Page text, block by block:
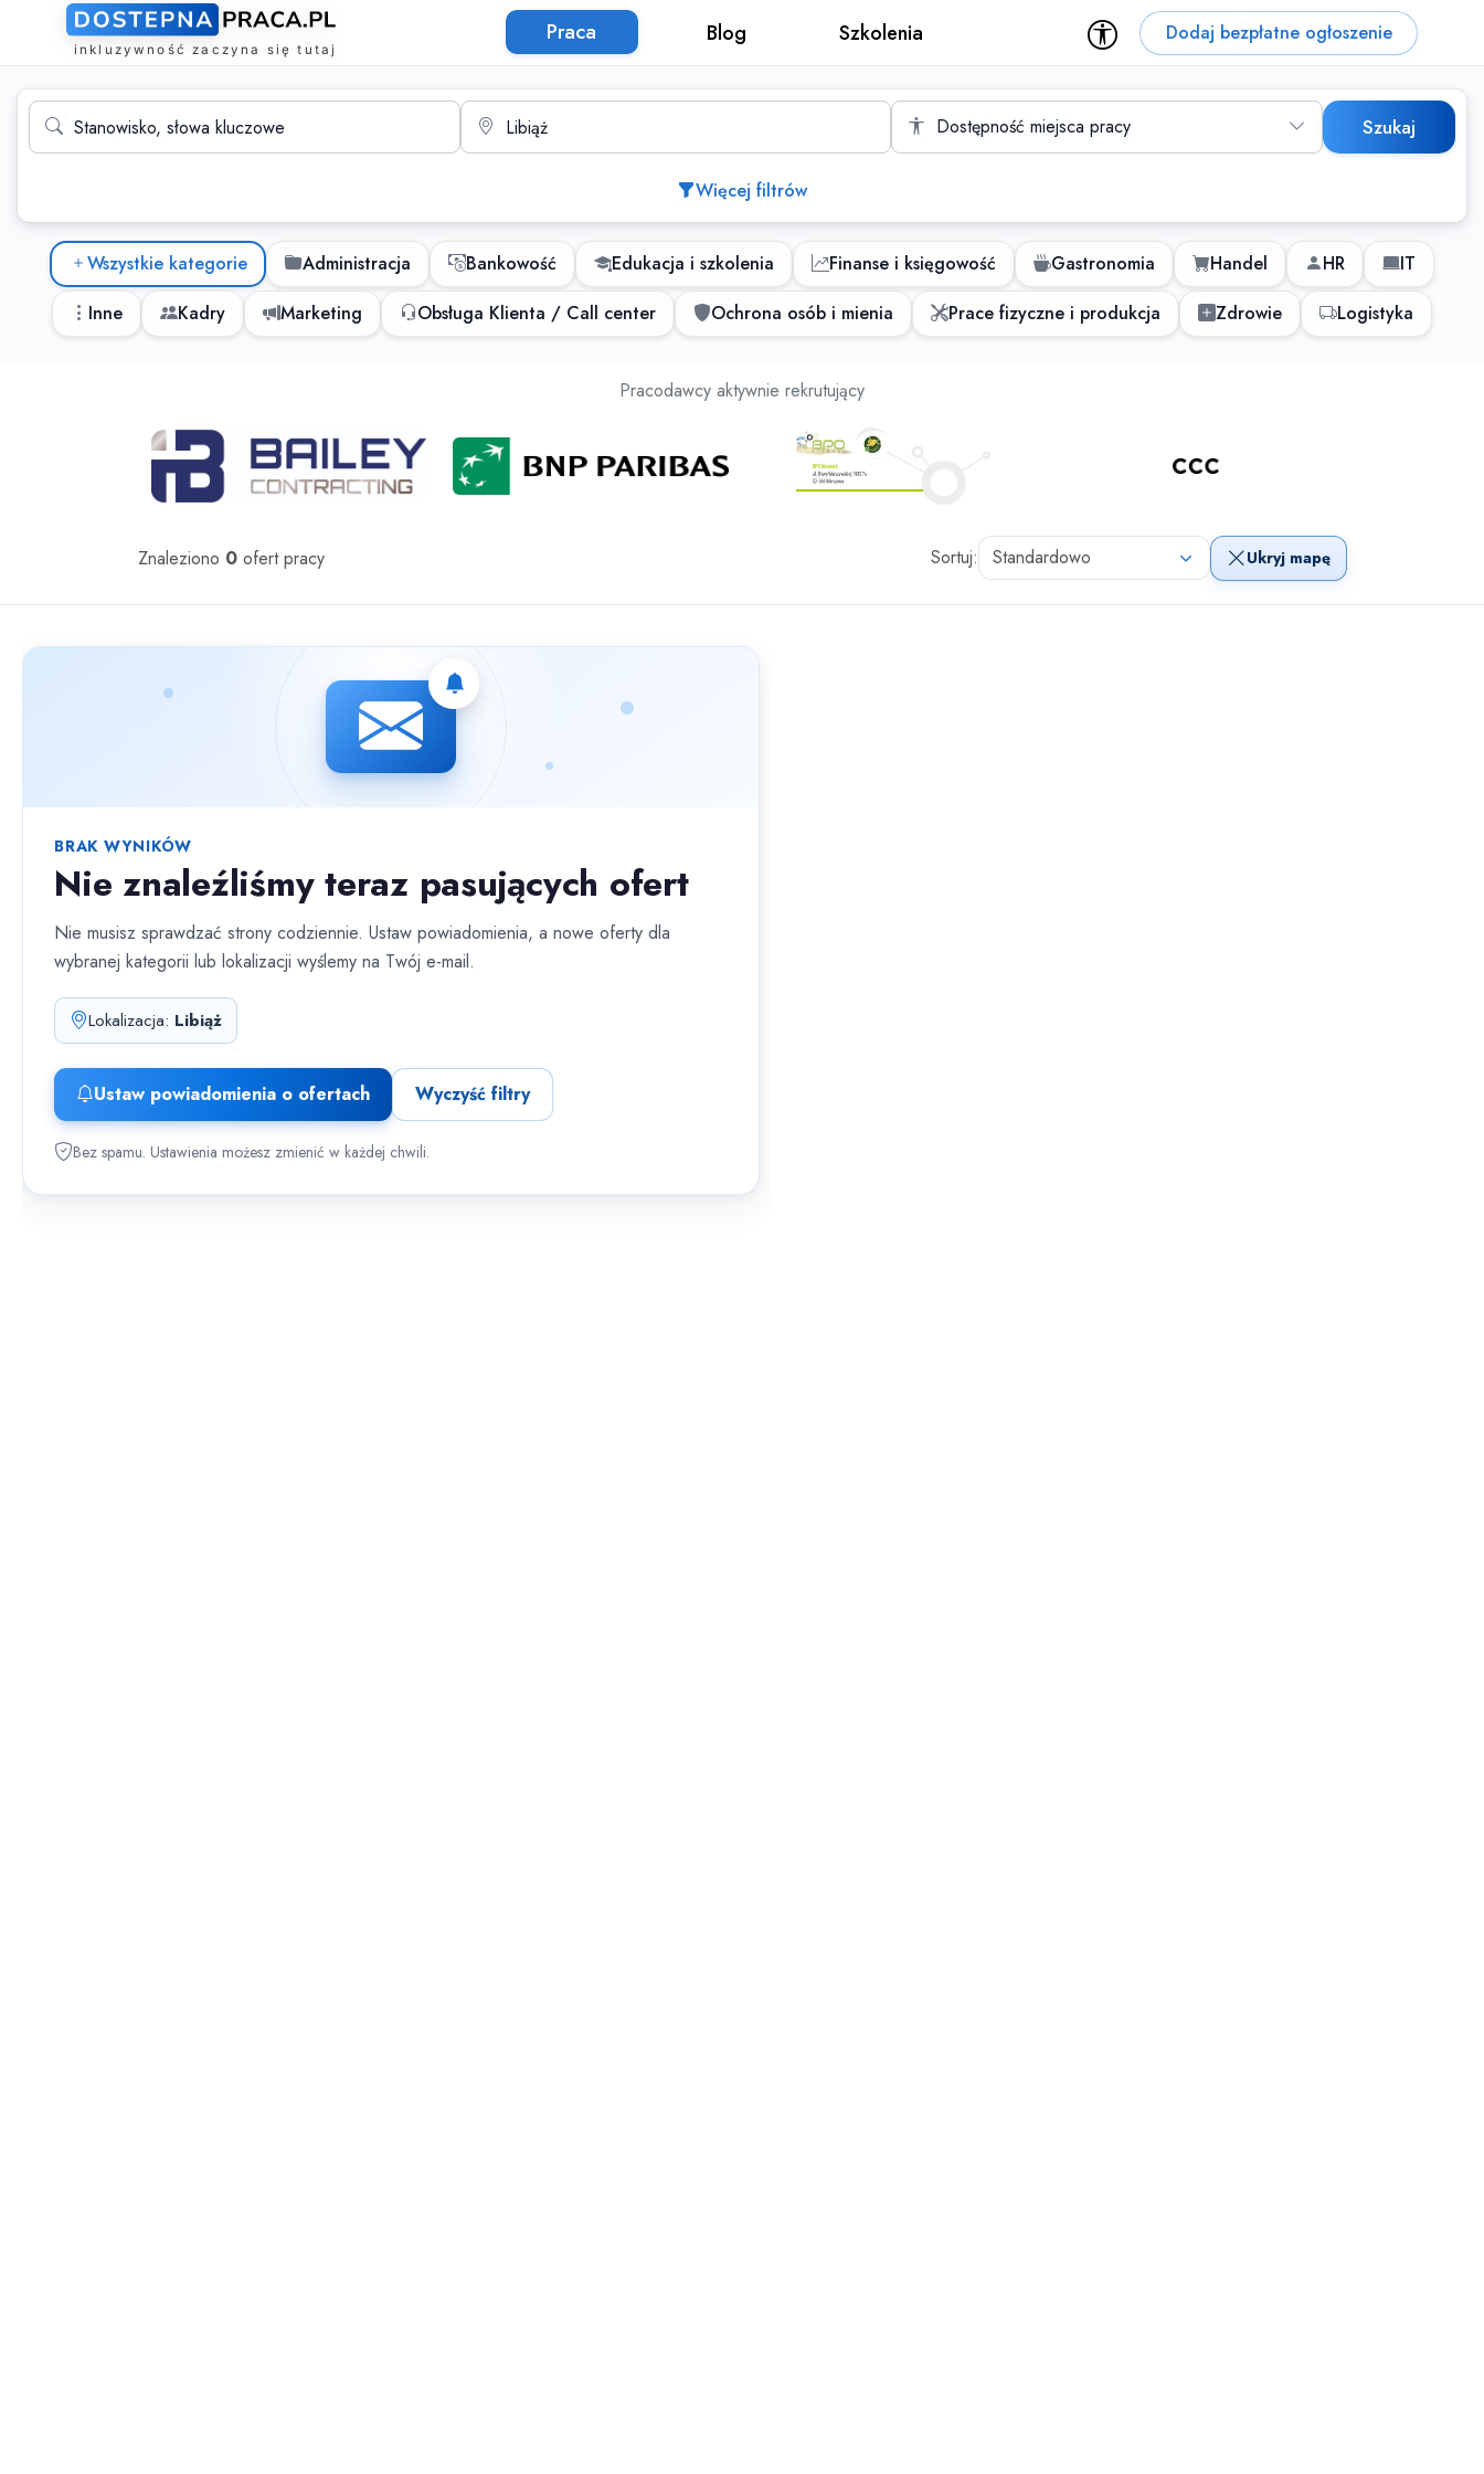
Praca Blog Szkolenia Dodaj bezpłatne ogłoszenie
Wyszukiwarka ofert pracy
Stanowisko, słowa kluczowe Miasto Dostępność miejsca pracy Szukaj
Więcej filtrów
Kategorie ofert pracy
Wszystkie kategorie Administracja Bankowość Edukacja i szkolenia Finanse i księgowość Gastronomia Handel HR
IT
Inne
Kadry Marketing Obsługa Klienta / Call center Ochrona osób i mienia Prace fizyczne i produkcja Zdrowie Logistyka
Oferty pracy dla osób z
Pracodawcy aktywnie rekrutujący
Oferty pracy
Znaleziono 0ofert pracy Sortuj: Standardowo Ukryj mapę
Nie znaleziono ofert spełniających wybrane kryteria.
BRAK WYNIKÓW
Nie znaleźliśmy teraz pasujących ofert
Nie musisz sprawdzać strony codziennie. Ustaw powiadomienia, a nowe oferty dla
wybranej kategorii lub lokalizacji wyślemy na Twój e-mail.
Lokalizacja: Libiąż
Ustaw powiadomienia o ofertach Wyczyść filtry
Bez spamu. Ustawienia możesz zmienić w każdej chwili.